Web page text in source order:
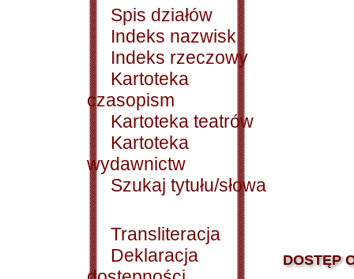
Spis działów
Indeks nazwisk
Indeks rzeczowy
Kartoteka
czasopism
Kartoteka teatrów
Kartoteka
wydawnictw
Szukaj tytułu/słowa
Transliteracja
Deklaracja
DOSTĘP